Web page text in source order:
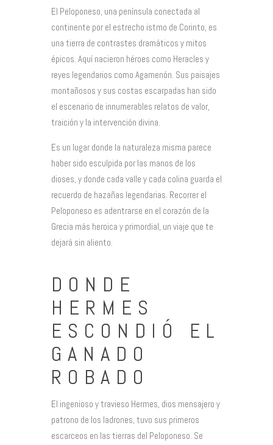
El Peloponeso, una península conectada al
continente por el estrecho istmo de Corinto, es
una tierra de contrastes dramáticos y mitos
épicos. Aquí nacieron héroes como Heracles y
reyes legendarios como Agamenón. Sus paisajes
montañosos y sus costas escarpadas han sido
el escenario de innumerables relatos de valor,
traición y la intervención divina.
Es un lugar donde la naturaleza misma parece
haber sido esculpida por las manos de los
dioses, y donde cada valle y cada colina guarda el
recuerdo de hazañas legendarias. Recorrer el
Peloponeso es adentrarse en el corazón de la
Grecia más heroica y primordial, un viaje que te
dejará sin aliento.
DONDE
HERMES
ESCONDIÓ EL
GANADO
ROBADO
El ingenioso y travieso Hermes, dios mensajero y
patrono de los ladrones, tuvo sus primeros
escarceos en las tierras del Peloponeso. Se